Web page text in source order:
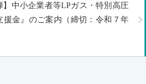
】中小企業者等LPガス・特別高圧
援金』のご案内（締切：令和７年